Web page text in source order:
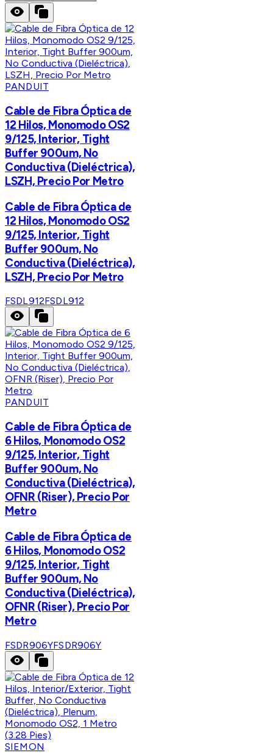
PANDUIT
Cable de Fibra Óptica de
12 Hilos, Monomodo OS2
9/125, Interior, Tight
Buffer 900um, No
Conductiva (Dieléctrica),
LSZH, Precio Por Metro
Cable de Fibra Óptica de
12 Hilos, Monomodo OS2
9/125, Interior, Tight
Buffer 900um, No
Conductiva (Dieléctrica),
LSZH, Precio Por Metro
FSDL912FSDL912
PANDUIT
Cable de Fibra Óptica de
6 Hilos, Monomodo OS2
9/125, Interior, Tight
Buffer 900um, No
Conductiva (Dieléctrica),
OFNR (Riser), Precio Por
Metro
Cable de Fibra Óptica de
6 Hilos, Monomodo OS2
9/125, Interior, Tight
Buffer 900um, No
Conductiva (Dieléctrica),
OFNR (Riser), Precio Por
Metro
FSDR906YFSDR906Y
SIEMON